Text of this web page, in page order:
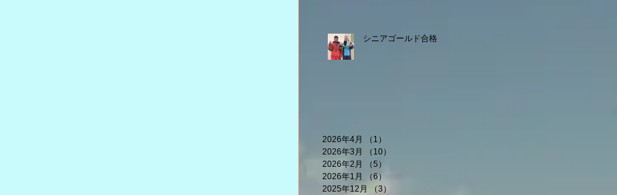
シニアゴールド合格
2026年4月 （1）
2026年3月
（10）
2026年2月
（5）
2026年1月
（6）
2025年12月
（3）